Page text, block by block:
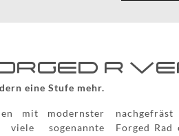
R
eine Stufe mehr.
mit modernster
sogenannte
bei einem echten
demnach deutlich